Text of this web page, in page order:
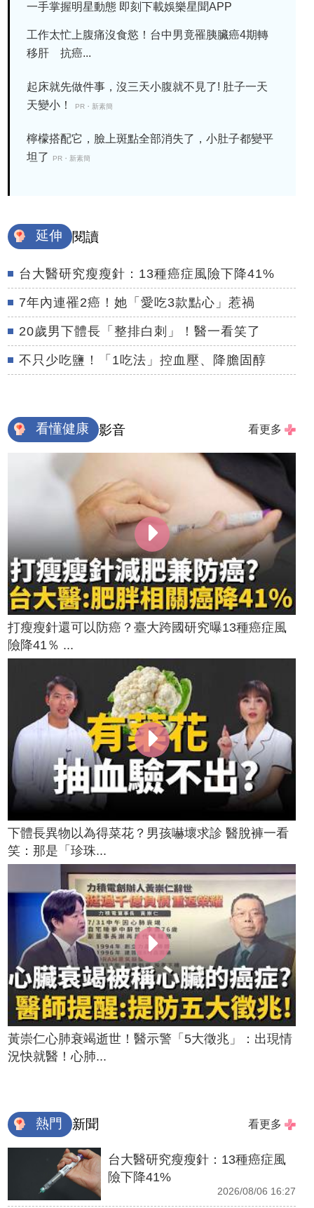
一手掌握明星動態 即刻下載娛樂星聞APP
工作太忙上腹痛沒食慾！台中男竟罹胰臟癌4期轉
移肝 抗癌...
起床就先做件事，沒三天小腹就不見了! 肚子一天
天變小！
PR・新素簡
檸檬搭配它，臉上斑點全部消失了，小肚子都變平
坦了
PR・新素簡
延伸 閱讀
台大醫研究瘦瘦針：13種癌症風險下降41%
7年內連罹2癌！她「愛吃3款點心」惹禍
20歲男下體長「整排白刺」！醫一看笑了
不只少吃鹽！「1吃法」控血壓、降膽固醇
看懂健康 影音 看更多
打瘦瘦針還可以防癌？臺大跨國研究曝13種癌症風
險降41％ ...
下體長異物以為得菜花？男孩嚇壞求診 醫脫褲一看
笑：那是「珍珠...
黃崇仁心肺衰竭逝世！醫示警「5大徵兆」：出現情
況快就醫！心肺...
熱門 新聞 看更多
台大醫研究瘦瘦針：13種癌症風
險下降41%
2026/08/06 16:27